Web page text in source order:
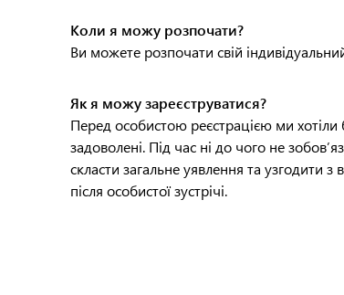
Коли я можу розпочати?
Ви можете розпочати свій
Як я можу зареєструватися?
Перед особистою реєстрацією ми хотіли
задоволені. Під час ні до чого не
скласти загальне уявлення та узгодити
після особистої зустрічі.